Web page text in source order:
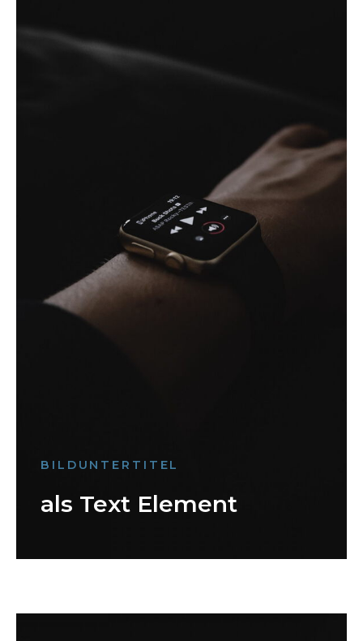
BILDUNTERTITEL
als Text Element